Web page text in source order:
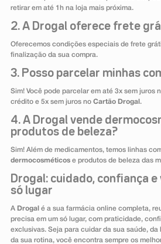
retirar em até 1h na loja mais próxima.
2. A Drogal oferece frete
Oferecemos condições especiais de frete
finalização da sua compra.
3. Posso parcelar minhas
Sim! Você pode parcelar em até 3x sem juros
crédito e 5x sem juros no Cartão Drogal .
4. A Drogal vende
produtos de beleza?
Sim! Além de medicamentos, temos linhas
dermocosméticose produtos de beleza das
Drogal: cuidado, confiança
só lugar
A Drogal é a sua farmácia online completa,
precisa em um só lugar, com praticidade,
exclusivas. Seja para cuidar da sua saúde,
da sua rotina, você encontra sempre os